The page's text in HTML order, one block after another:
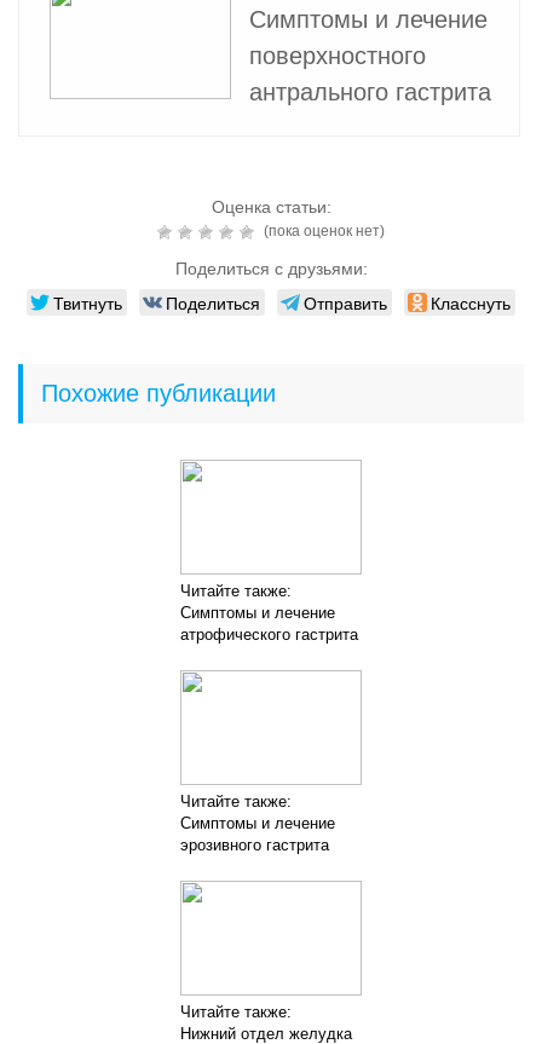
Симптомы и лечение
поверхностного
антрального гастрита
Оценка статьи:
(пока оценок нет)
Поделиться с друзьями:
Твитнуть Поделиться Отправить Класснуть
Похожие публикации
Читайте также:
Симптомы и лечение
атрофического гастрита
Читайте также:
Симптомы и лечение
эрозивного гастрита
Читайте также:
Нижний отдел желудка